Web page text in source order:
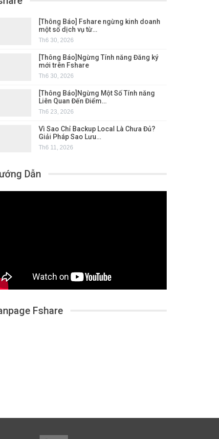
[Thông Báo] Fshare ngừng kinh doanh
một số dịch vụ từ…
Th6 30, 2026
[Thông Báo]Ngừng Tính năng Đăng ký
mới trên Fshare
Th6 30, 2026
[Thông Báo]Ngừng Một Số Tính năng
Liên Quan Đến Điểm…
Th6 23, 2026
Vì Sao Chỉ Backup Local Là Chưa Đủ?
Giải Pháp Sao Lưu…
Th6 11, 2026
Dẫn
Fshare